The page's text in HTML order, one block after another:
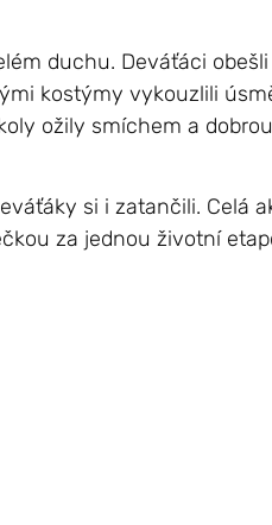
duchu. Deváťáci obešli
kostýmy vykouzlili
ožily smíchem a dobrou
si i zatančili. Celá
za jednou životní